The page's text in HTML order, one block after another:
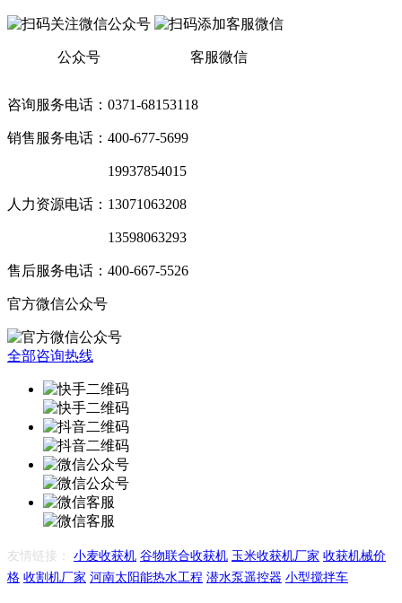
公众号 客服微信
咨询服务电话：0371-68153118
销售服务电话：400-677-5699
19937854015
人力资源电话：13071063208
13598063293
售后服务电话：400-667-5526
官方微信公众号
全部咨询热线
友情链接： 小麦收获机 谷物联合收获机 玉米收获机厂家 收获机械价
格 收割机厂家 河南太阳能热水工程 潜水泵遥控器 小型搅拌车